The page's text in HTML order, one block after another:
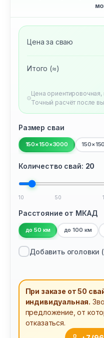
Размер сваи
150×150×3000
Количество свай: 20
10 50
Расстояние от МКАД
до 50 км до 100 км
Добавить оголовки (
Цена за сваю
Итого (≈)
Цена ориентировочная,
Точный расчёт после
При заказе от 50
индивидуальная.
предложение, от
отказаться.